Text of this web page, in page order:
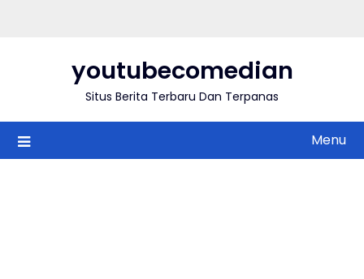
youtubecomedian
Situs Berita Terbaru Dan Terpanas
Menu